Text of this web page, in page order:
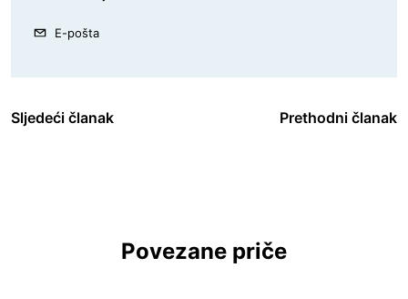
E-pošta
Sljedeći članak Prethodni članak
Povezane priče